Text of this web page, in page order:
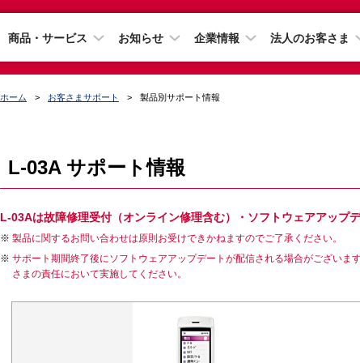
商品・サービス お知らせ 企業情報 法人のお客さま
ホーム お客さまサポート 製品別サポート情報
L-03A サポート情報
L-03Aは故障修理受付（オンライン修理含む）・ソフトウェアアップ
製品に関するお問い合わせは原則お受けできかねますのでご了承ください。
サポート期間終了後にソフトウェアアップデートが配信される場合がございま
さまの責任において実施してください。